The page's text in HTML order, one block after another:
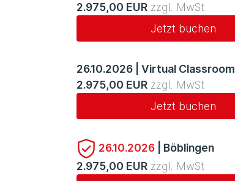
2.975,00 EUR zzgl. MwSt
Jetzt buchen
26.10.2026
Virtual Classroom
2.975,00 EUR zzgl. MwSt
Jetzt buchen
26.10.2026
Böblingen
2.975,00 EUR zzgl. MwSt